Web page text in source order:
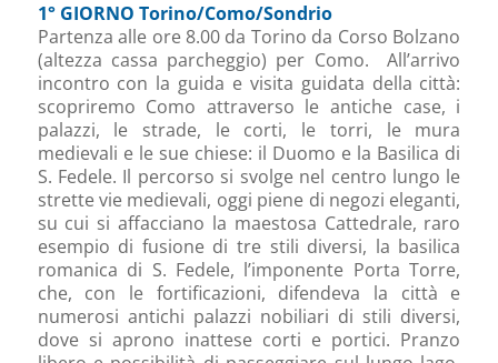
1° GIORNO Torino/Como/Sondrio
Partenza alle ore 8.00 da Torino da Corso Bolzano
(altezza cassa parcheggio) per Como. All’arrivo
incontro con la guida e visita guidata della città:
scopriremo Como attraverso le antiche case, i
palazzi, le strade, le corti, le torri, le mura
medievali e le sue chiese: il Duomo e la Basilica di
S. Fedele. Il percorso si svolge nel centro lungo le
strette vie medievali, oggi piene di negozi eleganti,
su cui si affacciano la maestosa Cattedrale, raro
esempio di fusione di tre stili diversi, la basilica
romanica di S. Fedele, l’imponente Porta Torre,
che, con le fortificazioni, difendeva la città e
numerosi antichi palazzi nobiliari di stili diversi,
dove si aprono inattese corti e portici. Pranzo